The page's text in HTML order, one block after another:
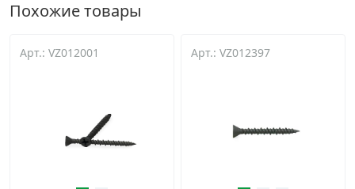
Похожие товары
Арт.: VZ012001 Арт.: VZ012397